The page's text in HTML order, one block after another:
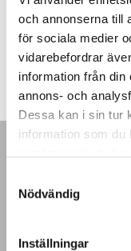
och annonserna till
för sociala medier
vidarebefordrar
information från din
annons- och
Dessa kan i sin tur
information som du
Nödvändig
Inställningar
manuellt
3,300.00 kr –